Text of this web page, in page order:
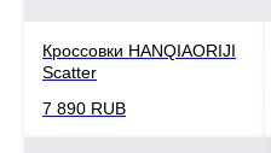
Кроссовки HANQIAORIJI
Scatter
7 890 RUB